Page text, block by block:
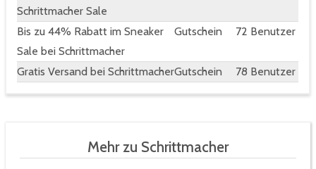
Schrittmacher Sale
Bis zu 44% Rabatt im Sneaker
Sale bei Schrittmacher
Gutschein 72 Benutzer
Gratis Versand bei SchrittmacherGutschein 78 Benutzer
Mehr zu Schrittmacher